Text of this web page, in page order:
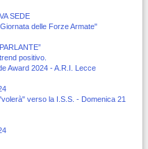
SEDE
delle Forze Armate"
positivo.
Award 2024 - A.R.I. Lecce
verso la I.S.S. - Domenica 21